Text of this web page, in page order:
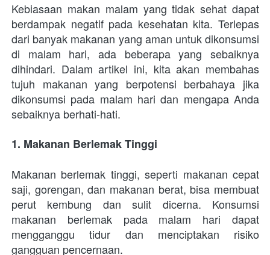
Kebiasaan makan malam yang tidak sehat dapat
berdampak negatif pada kesehatan kita. Terlepas
dari banyak makanan yang aman untuk dikonsumsi
di malam hari, ada beberapa yang sebaiknya
dihindari. Dalam artikel ini, kita akan membahas
tujuh makanan yang berpotensi berbahaya jika
dikonsumsi pada malam hari dan mengapa Anda
sebaiknya berhati-hati.
1. Makanan Berlemak Tinggi
Makanan berlemak tinggi, seperti makanan cepat
saji, gorengan, dan makanan berat, bisa membuat
perut kembung dan sulit dicerna. Konsumsi
makanan berlemak pada malam hari dapat
mengganggu tidur dan menciptakan risiko
gangguan pencernaan.